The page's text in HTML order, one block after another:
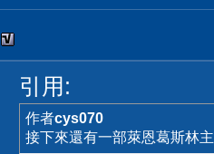
引用:
作者cys070
接下來還有一部萊恩葛斯林